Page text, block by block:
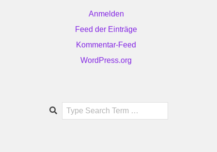
Anmelden
Feed der Einträge
Kommentar-Feed
WordPress.org
Search